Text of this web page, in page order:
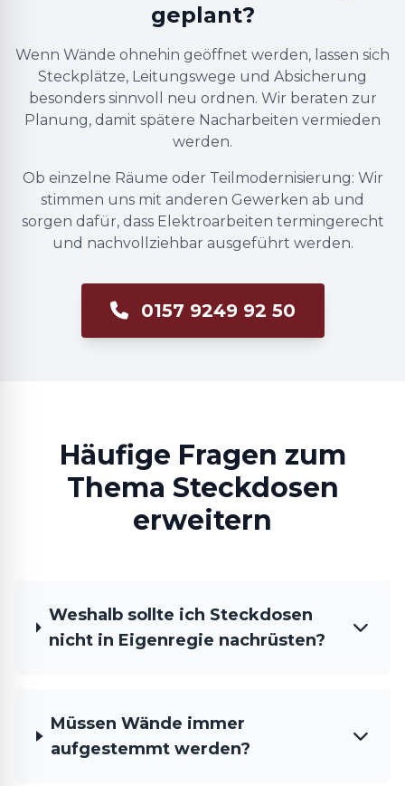
geplant?
Wenn Wände ohnehin geöffnet werden, lassen sich
Steckplätze, Leitungswege und Absicherung
besonders sinnvoll neu ordnen. Wir beraten zur
Planung, damit spätere Nacharbeiten vermieden
werden.
Ob einzelne Räume oder Teilmodernisierung: Wir
stimmen uns mit anderen Gewerken ab und
sorgen dafür, dass Elektroarbeiten termingerecht
und nachvollziehbar ausgeführt werden.
0157 9249 92 50
Häufige Fragen zum
Thema Steckdosen
erweitern
Weshalb sollte ich Steckdosen
nicht in Eigenregie nachrüsten?
Müssen Wände immer
aufgestemmt werden?